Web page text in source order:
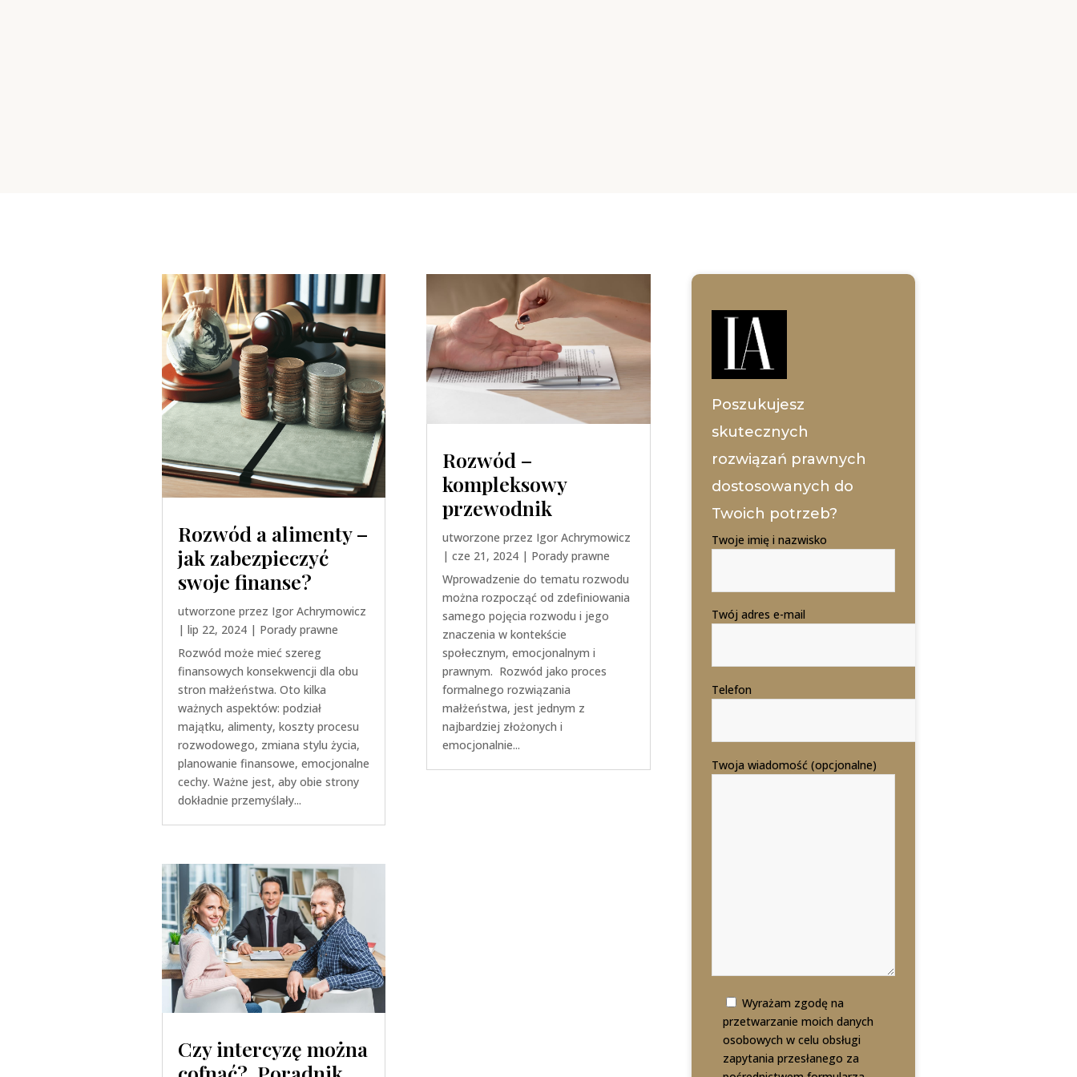
Rozwód a alimenty –
jak zabezpieczyć
swoje finanse?
utworzone przez Igor Achrymowicz
| lip 22, 2024| Porady prawne
Rozwód może mieć szereg
finansowych konsekwencji dla obu
stron małżeństwa. Oto kilka
ważnych aspektów: podział
majątku, alimenty, koszty procesu
rozwodowego, zmiana stylu życia,
planowanie finansowe, emocjonalne
cechy. Ważne jest, aby obie strony
dokładnie przemyślały...
Czy intercyzę można
Rozwód –
kompleksowy
przewodnik
utworzone przez Igor Achrymowicz
|cze 21, 2024 | Porady prawne
Wprowadzenie do tematu rozwodu
można rozpocząć od zdefiniowania
samego pojęcia rozwodu i jego
znaczenia w kontekście
społecznym, emocjonalnym i
prawnym. Rozwód jako proces
formalnego rozwiązania
małżeństwa, jest jednym z
najbardziej złożonych i
emocjonalnie...
Poszukujesz
skutecznych
rozwiązań prawnych
dostosowanych do
Twoich potrzeb?
Twoje imię i nazwisko
Twój adres e-mail
Telefon
Twoja wiadomość (opcjonalne)
Wyrażam zgodę na
przetwarzanie moich danych
osobowych w celu obsługi
zapytania przesłanego za